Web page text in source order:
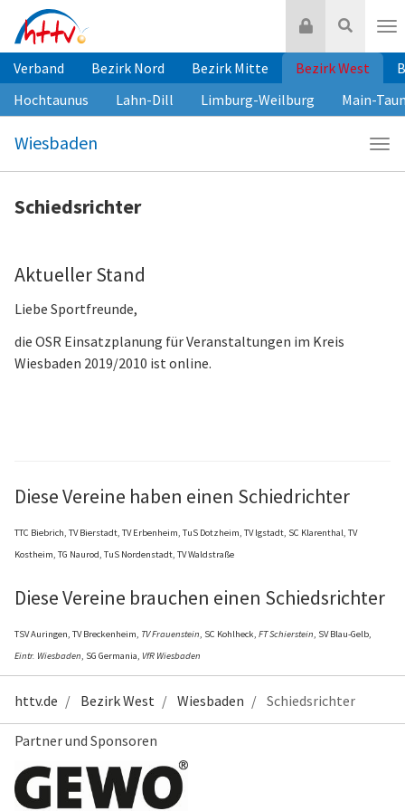
Inhalt
springen
Suche
Login
Verband Bezirk Nord Bezirk Mitte Bezirk West
Hochtaunus
Lahn-Dill Limburg-Weilburg Main-
Wiesbaden
Schiedsrichter
Aktueller Stand
Liebe Sportfreunde,
die OSR Einsatzplanung für Veranstaltungen im Kreis
Wiesbaden 2019/2010 ist online.
Diese Vereine haben einen Schiedrichter
TTC Biebrich, TV Bierstadt, TV Erbenheim, TuS Dotzheim, TV Igstadt, SC Klarenthal, TV
Kostheim, TG Naurod, TuS Nordenstadt, TV Waldstraße
Diese Vereine brauchen einen Schiedsrichter
TSV Auringen, TV Breckenheim, TV Frauenstein, SC Kohlheck, FT Schierstein, SV Blau-Gelb,
Eintr. Wiesbaden, SG Germania, VfR Wiesbaden
httv.de Bezirk West Wiesbaden Schiedsrichter
Partner und Sponsoren